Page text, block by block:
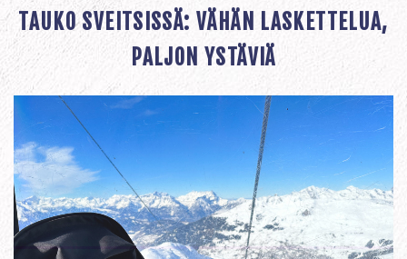
TAUKO SVEITSISSÄ: VÄHÄN LASKETTELUA,
PALJON YSTÄVIÄ